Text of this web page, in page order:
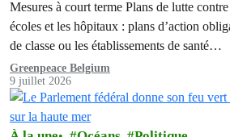
Mesures à court terme Plans de lutte
écoles et les hôpitaux : plans d’action
de classe ou les établissements de santé…
Greenpeace Belgium
9 juillet 2026